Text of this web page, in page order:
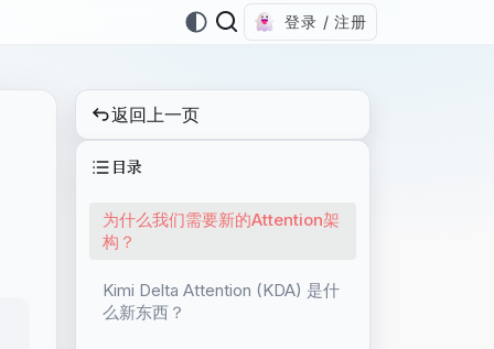
登录 / 注册
返回上一页
目录
为什么我们需要新的Attention架
构？
Kimi Delta Attention (KDA) 是什
么新东西？